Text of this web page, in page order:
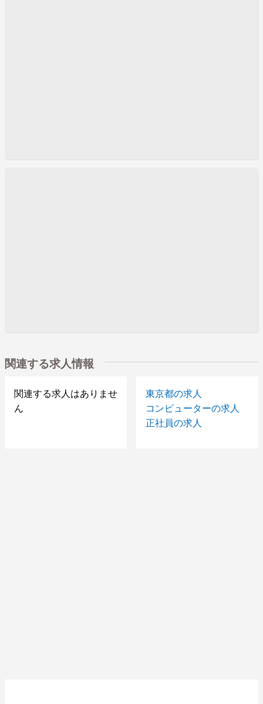
関連する求人情報
関連する求人はありませ
ん
東京都の求人
コンピューターの求人
正社員の求人